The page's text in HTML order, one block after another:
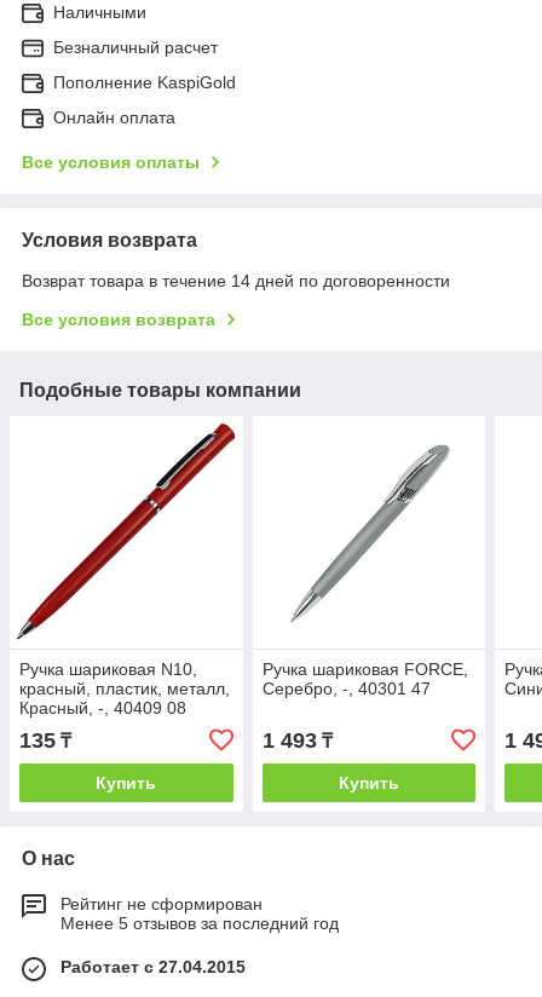
Наличными
Безналичный расчет
Пополнение KaspiGold
Онлайн оплата
Все условия оплаты
Условия возврата
Возврат товара в течение 14 дней по договоренности
Все условия возврата
Подобные товары компании
Ручка шариковая N10,
красный, пластик, металл,
Красный, -, 40409 08
135 ₸
Купить
Ручка шариковая FORCE,
Серебро, -, 40301 47
1 493₸
Купить
1
О нас
Рейтинг не сформирован
Менее 5 отзывов за последний год
Работает с 27.04.2015